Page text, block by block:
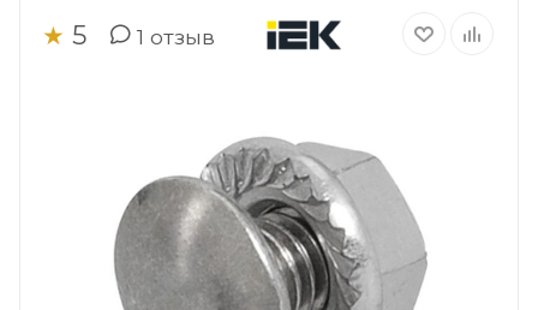
★ 5 1 отзыв